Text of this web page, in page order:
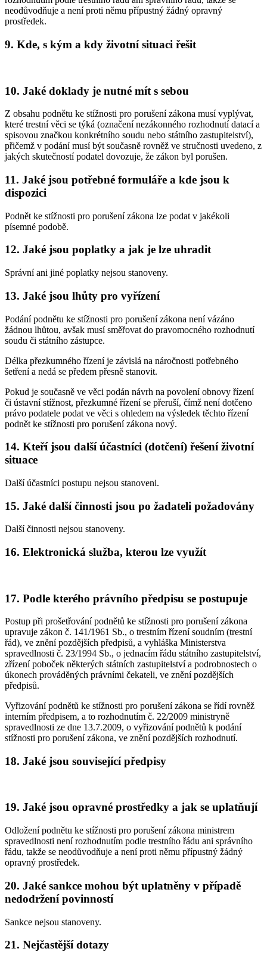
neodůvodňuje a není proti němu přípustný žádný opravný
prostředek.
9. Kde, s kým a kdy životní situaci řešit
10. Jaké doklady je nutné mít s sebou
Z obsahu podnětu ke stížnosti pro porušení zákona musí vyplývat,
které trestní věci se týká (označení nezákonného rozhodnutí datací a
spisovou značkou konkrétního soudu nebo státního zastupitelství),
přičemž v podání musí být současně rovněž ve stručnosti uvedeno, z
jakých skutečností podatel dovozuje, že zákon byl porušen.
11. Jaké jsou potřebné formuláře a kde jsou k
dispozici
Podnět ke stížnosti pro porušení zákona lze podat v jakékoli
písemné podobě.
12. Jaké jsou poplatky a jak je lze uhradit
Správní ani jiné poplatky nejsou stanoveny.
13. Jaké jsou lhůty pro vyřízení
Podání podnětu ke stížnosti pro porušení zákona není vázáno
žádnou lhůtou, avšak musí směřovat do pravomocného rozhodnutí
soudu či státního zástupce.
Délka přezkumného řízení je závislá na náročnosti potřebného
šetření a nedá se předem přesně stanovit.
Pokud je současně ve věci podán návrh na povolení obnovy řízení
či ústavní stížnost, přezkumné řízení se přeruší, čímž není dotčeno
právo podatele podat ve věci s ohledem na výsledek těchto řízení
podnět ke stížnosti pro porušení zákona nový.
14. Kteří jsou další účastníci (dotčení) řešení životní
situace
Další účastníci postupu nejsou stanoveni.
15. Jaké další činnosti jsou po žadateli požadovány
Další činnosti nejsou stanoveny.
16. Elektronická služba, kterou lze využít
17. Podle kterého právního předpisu se postupuje
Postup při prošetřování podnětů ke stížnosti pro porušení zákona
upravuje zákon č. 141/1961 Sb., o trestním řízení soudním (trestní
řád), ve znění pozdějších předpisů, a vyhláška Ministerstva
spravedlnosti č. 23/1994 Sb., o jednacím řádu státního zastupitelství,
zřízení poboček některých státních zastupitelství a podrobnostech o
úkonech prováděných právními čekateli, ve znění pozdějších
předpisů.
Vyřizování podnětů ke stížnosti pro porušení zákona se řídí rovněž
interním předpisem, a to rozhodnutím č. 22/2009 ministryně
spravedlnosti ze dne 13.7.2009, o vyřizování podnětů k podání
stížnosti pro porušení zákona, ve znění pozdějších rozhodnutí.
18. Jaké jsou související předpisy
19. Jaké jsou opravné prostředky a jak se uplatňují
Odložení podnětu ke stížnosti pro porušení zákona ministrem
spravedlnosti není rozhodnutím podle trestního řádu ani správního
řádu, takže se neodůvodňuje a není proti němu přípustný žádný
opravný prostředek.
20. Jaké sankce mohou být uplatněny v případě
nedodržení povinností
Sankce nejsou stanoveny.
21. Nejčastější dotazy